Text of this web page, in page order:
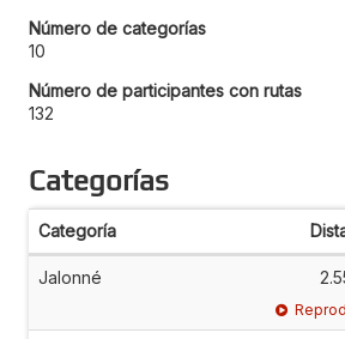
Número de categorías
10
Número de participantes con rutas
132
Categorías
Categoría
Jalonné